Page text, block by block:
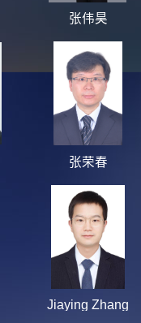
张伟昊
张荣春
Jiaying Zhang